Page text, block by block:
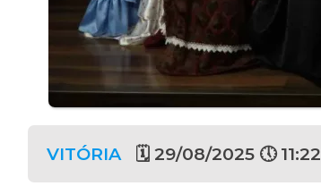
VITÓRIA 🗓 29/08/2025 🕔 11:22